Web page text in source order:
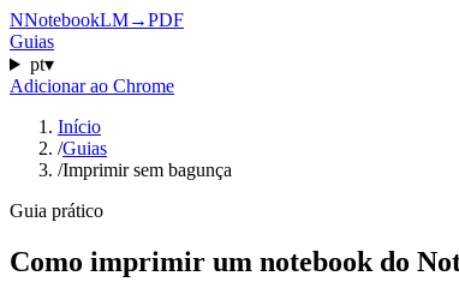
NNotebookLM→PDF
Guias
pt▾
Adicionar ao Chrome
Início
/Guias
/Imprimir sem bagunça
Guia prático
Como imprimir um notebook do